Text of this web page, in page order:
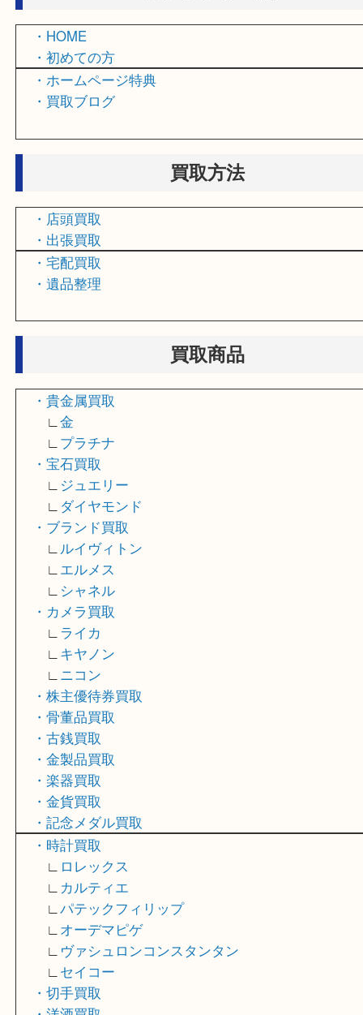
・HOME
・ホームページ特典
買取方法
・店頭買取
・出張買取
・貴金属買取
∟金
∟プラチナ
・宝石買取
∟ジュエリー
∟ ダイヤモンド
・ブランド買取
∟ルイヴィトン
∟エルメス
∟シャネル
・カメラ買取
∟ライカ
∟キヤノン
∟ニコン
・株主優待券買取
・骨董品買取
・古銭買取
・金製品買取
・楽器買取
・金貨買取
・記念メダル買取
・時計買取
∟ロレックス